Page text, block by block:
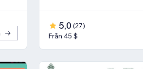
5,0 (27)
Från 45 $